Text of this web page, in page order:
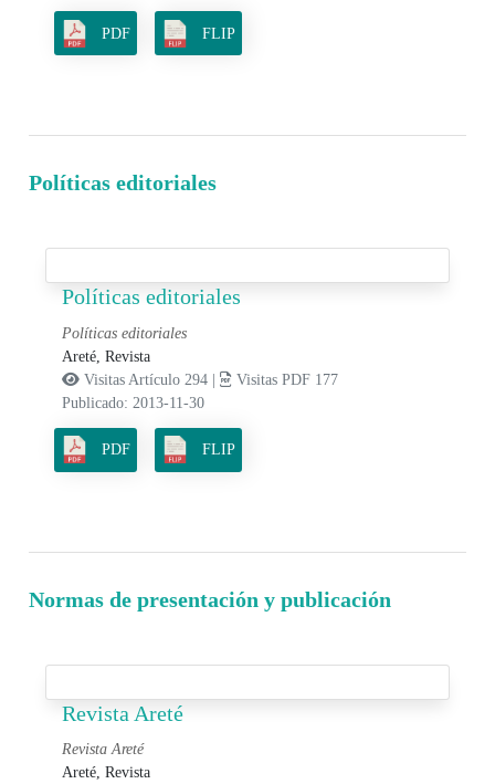
PDF FLIP
Políticas editoriales
Políticas editoriales
Políticas editoriales
Areté, Revista
Visitas Artículo 294 |
Visitas PDF 177
Publicado: 2013-11-30
PDF FLIP
Normas de presentación y publicación
Revista Areté
Revista Areté
Areté, Revista